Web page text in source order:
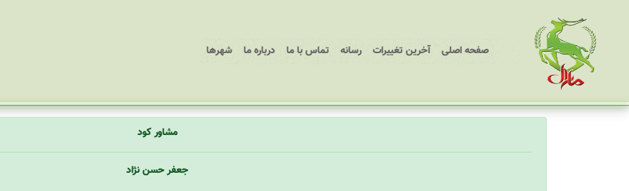
صفحه اصلی
(current) آخرین تغییرات رسانه تماس با ما درباره ما شهرها
مشاور کود
جعفر حسن نژاد